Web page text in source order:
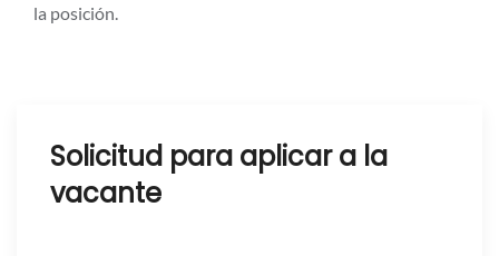
la posición.
Solicitud para aplicar a la
vacante